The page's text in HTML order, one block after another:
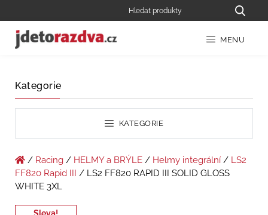
MENU
Kategorie
KATEGORIE
/ Racing / HELMY a BRÝLE / Helmy integrální / LS2
FF820 Rapid III
/ LS2 FF820 RAPID III SOLID GLOSS
WHITE 3XL